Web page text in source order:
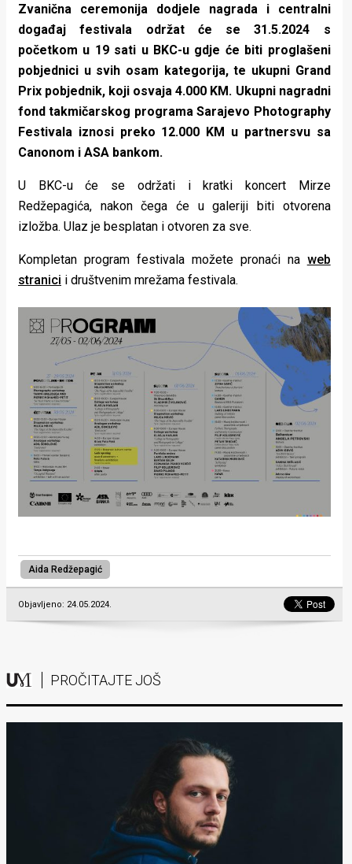
Zvanična ceremonija dodjele nagrada i centralni
događaj festivala održat će se 31.5.2024 s
početkom u 19 sati u BKC-u gdje će biti proglašeni
pobjednici u svih osam kategorija, te ukupni Grand
Prix pobjednik, koji osvaja 4.000 KM. Ukupni nagradni
fond takmičarskog programa Sarajevo Photography
Festivala iznosi preko 12.000 KM u partnersvu sa
Canonom i ASA bankom.
U BKC-u će se održati i kratki koncert Mirze
Redžepagića, nakon čega će u galeriji biti otvorena
izložba. Ulaz je besplatan i otvoren za sve.
Kompletan program festivala možete pronaći na web
stranici i društvenim mrežama festivala.
Aida Redžepagić
Objavljeno: 24.05.2024.
PROČITAJTE JOŠ